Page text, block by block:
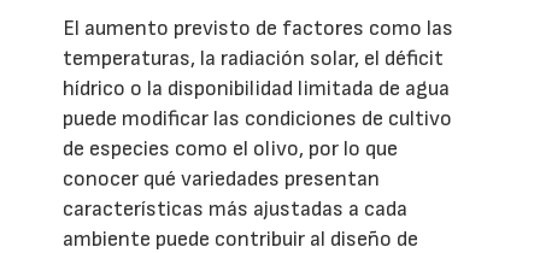
El aumento previsto de factores como las
temperaturas, la radiación solar, el déficit
hídrico o la disponibilidad limitada de agua
puede modificar las condiciones de cultivo
de especies como el olivo, por lo que
conocer qué variedades presentan
características más ajustadas a cada
ambiente puede contribuir al diseño de